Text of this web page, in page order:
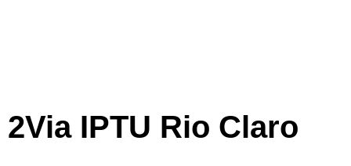
2Via IPTU Rio Claro